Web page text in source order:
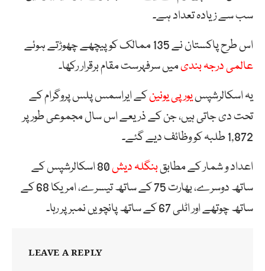
سب سے زیادہ تعداد ہے۔
اس طرح پاکستان نے 135 ممالک کو پیچھے چھوڑتے ہوئے
عالمی درجہ بندیمیں سرفہرست مقام برقرار رکھا۔
یہ اسکالرشپسیورپی یونینکے ایراسمس پلس پروگرام کے
تحت دی جاتی ہیں، جن کے ذریعے اس سال مجموعی طور پر
1,872 طلبہ کو وظائف دیے گئے۔
اعداد و شمار کے مطابقبنگلہ دیش
80 اسکالرشپس کے
ساتھ دوسرے، بھارت 75 کے ساتھ تیسرے، امریکا 68 کے
ساتھ چوتھے اور اٹلی 67 کے ساتھ پانچویں نمبر پر رہا۔
LEAVE A REPLY